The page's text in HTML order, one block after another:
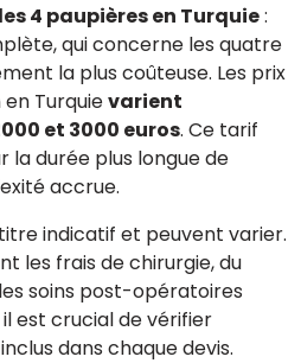
4 paupières en Turquie:
qui concerne les quatre
la plus coûteuse. Les prix
Turquievarient
et 3000 euros. Ce tarif
la durée plus longue de
accrue.
indicatif et peuvent varier.
les frais de chirurgie, du
soins post-opératoires
est crucial de vérifier
dans chaque devis.